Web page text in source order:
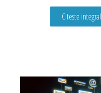
Citeste integral